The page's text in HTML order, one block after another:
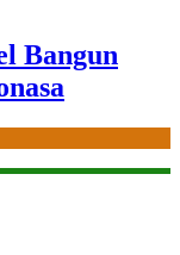
Bangun